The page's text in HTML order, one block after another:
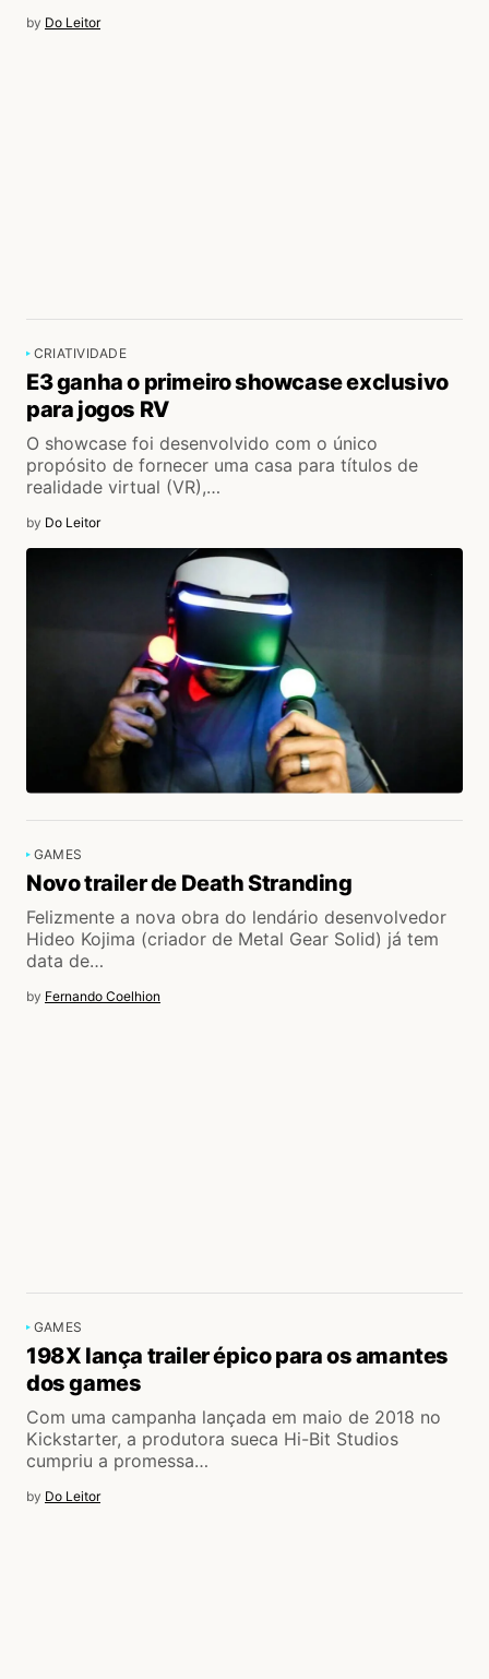
by Do Leitor
CRIATIVIDADE
E3 ganha o primeiro showcase exclusivo
para jogos RV
O showcase foi desenvolvido com o único
propósito de fornecer uma casa para títulos de
realidade virtual (VR),…
by Do Leitor
GAMES
Novo trailer de Death Stranding
Felizmente a nova obra do lendário desenvolvedor
Hideo Kojima (criador de Metal Gear Solid) já tem
data de…
by Fernando Coelhion
GAMES
198X lança trailer épico para os amantes
dos games
Com uma campanha lançada em maio de 2018 no
Kickstarter, a produtora sueca Hi-Bit Studios
cumpriu a promessa…
by Do Leitor